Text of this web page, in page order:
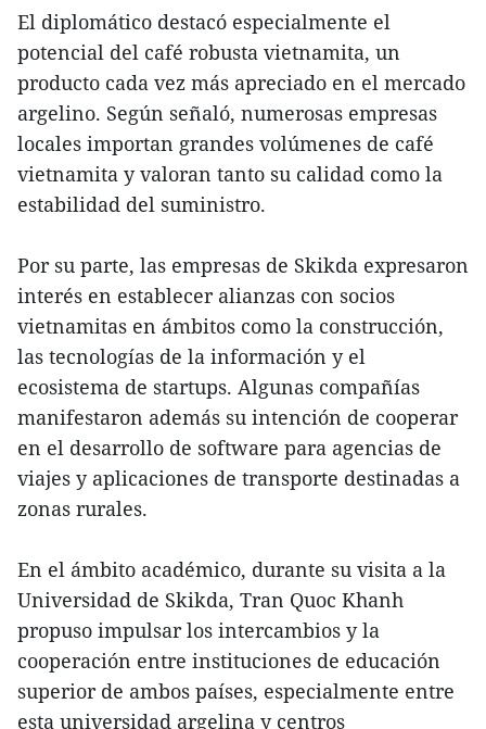
El diplomático destacó especialmente el
potencial del café robusta vietnamita, un
producto cada vez más apreciado en el mercado
argelino. Según señaló, numerosas empresas
locales importan grandes volúmenes de café
vietnamita y valoran tanto su calidad como la
estabilidad del suministro.
Por su parte, las empresas de Skikda expresaron
interés en establecer alianzas con socios
vietnamitas en ámbitos como la construcción,
las tecnologías de la información y el
ecosistema de startups. Algunas compañías
manifestaron además su intención de cooperar
en el desarrollo de software para agencias de
viajes y aplicaciones de transporte destinadas a
zonas rurales.
En el ámbito académico, durante su visita a la
Universidad de Skikda, Tran Quoc Khanh
propuso impulsar los intercambios y la
cooperación entre instituciones de educación
superior de ambos países, especialmente entre
esta universidad argelina y centros